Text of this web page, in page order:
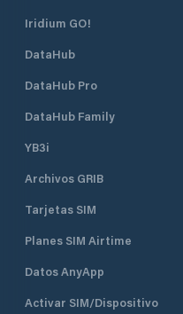
Iridium GO!
DataHub
DataHub Pro
DataHub Family
YB3i
Archivos GRIB
Tarjetas SIM
Planes SIM Airtime
Datos AnyApp
Activar SIM/Dispositivo